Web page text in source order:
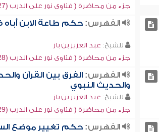
جزء من محاضرة ( فتاوى نور على الدرب (327))
الفهرس: حكم طاعة الابن
للشيخ: عبد العزيز بن باز
جزء من محاضرة ( فتاوى نور على الدرب (328))
الفهرس: الفرق بين القرآن
والحديث النبوي
للشيخ: عبد العزيز بن باز
جزء من محاضرة ( فتاوى نور على الدرب (329))
الفهرس: حكم تغيير موضع